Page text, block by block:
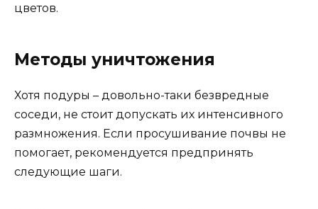
цветов.
Методы уничтожения
Хотя подуры – довольно-таки безвредные
соседи, не стоит допускать их интенсивного
размножения. Если просушивание почвы не
помогает, рекомендуется предпринять
следующие шаги.